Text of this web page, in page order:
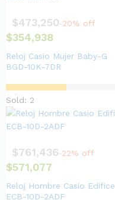
$473,250 20% off
$354,938
Reloj Casio Mujer Baby-G
BGD-10K-7DR
Sold: 2
$761,436 22% off
$571,077
Reloj Hombre Casio Edifice
ECB-10D-2ADF